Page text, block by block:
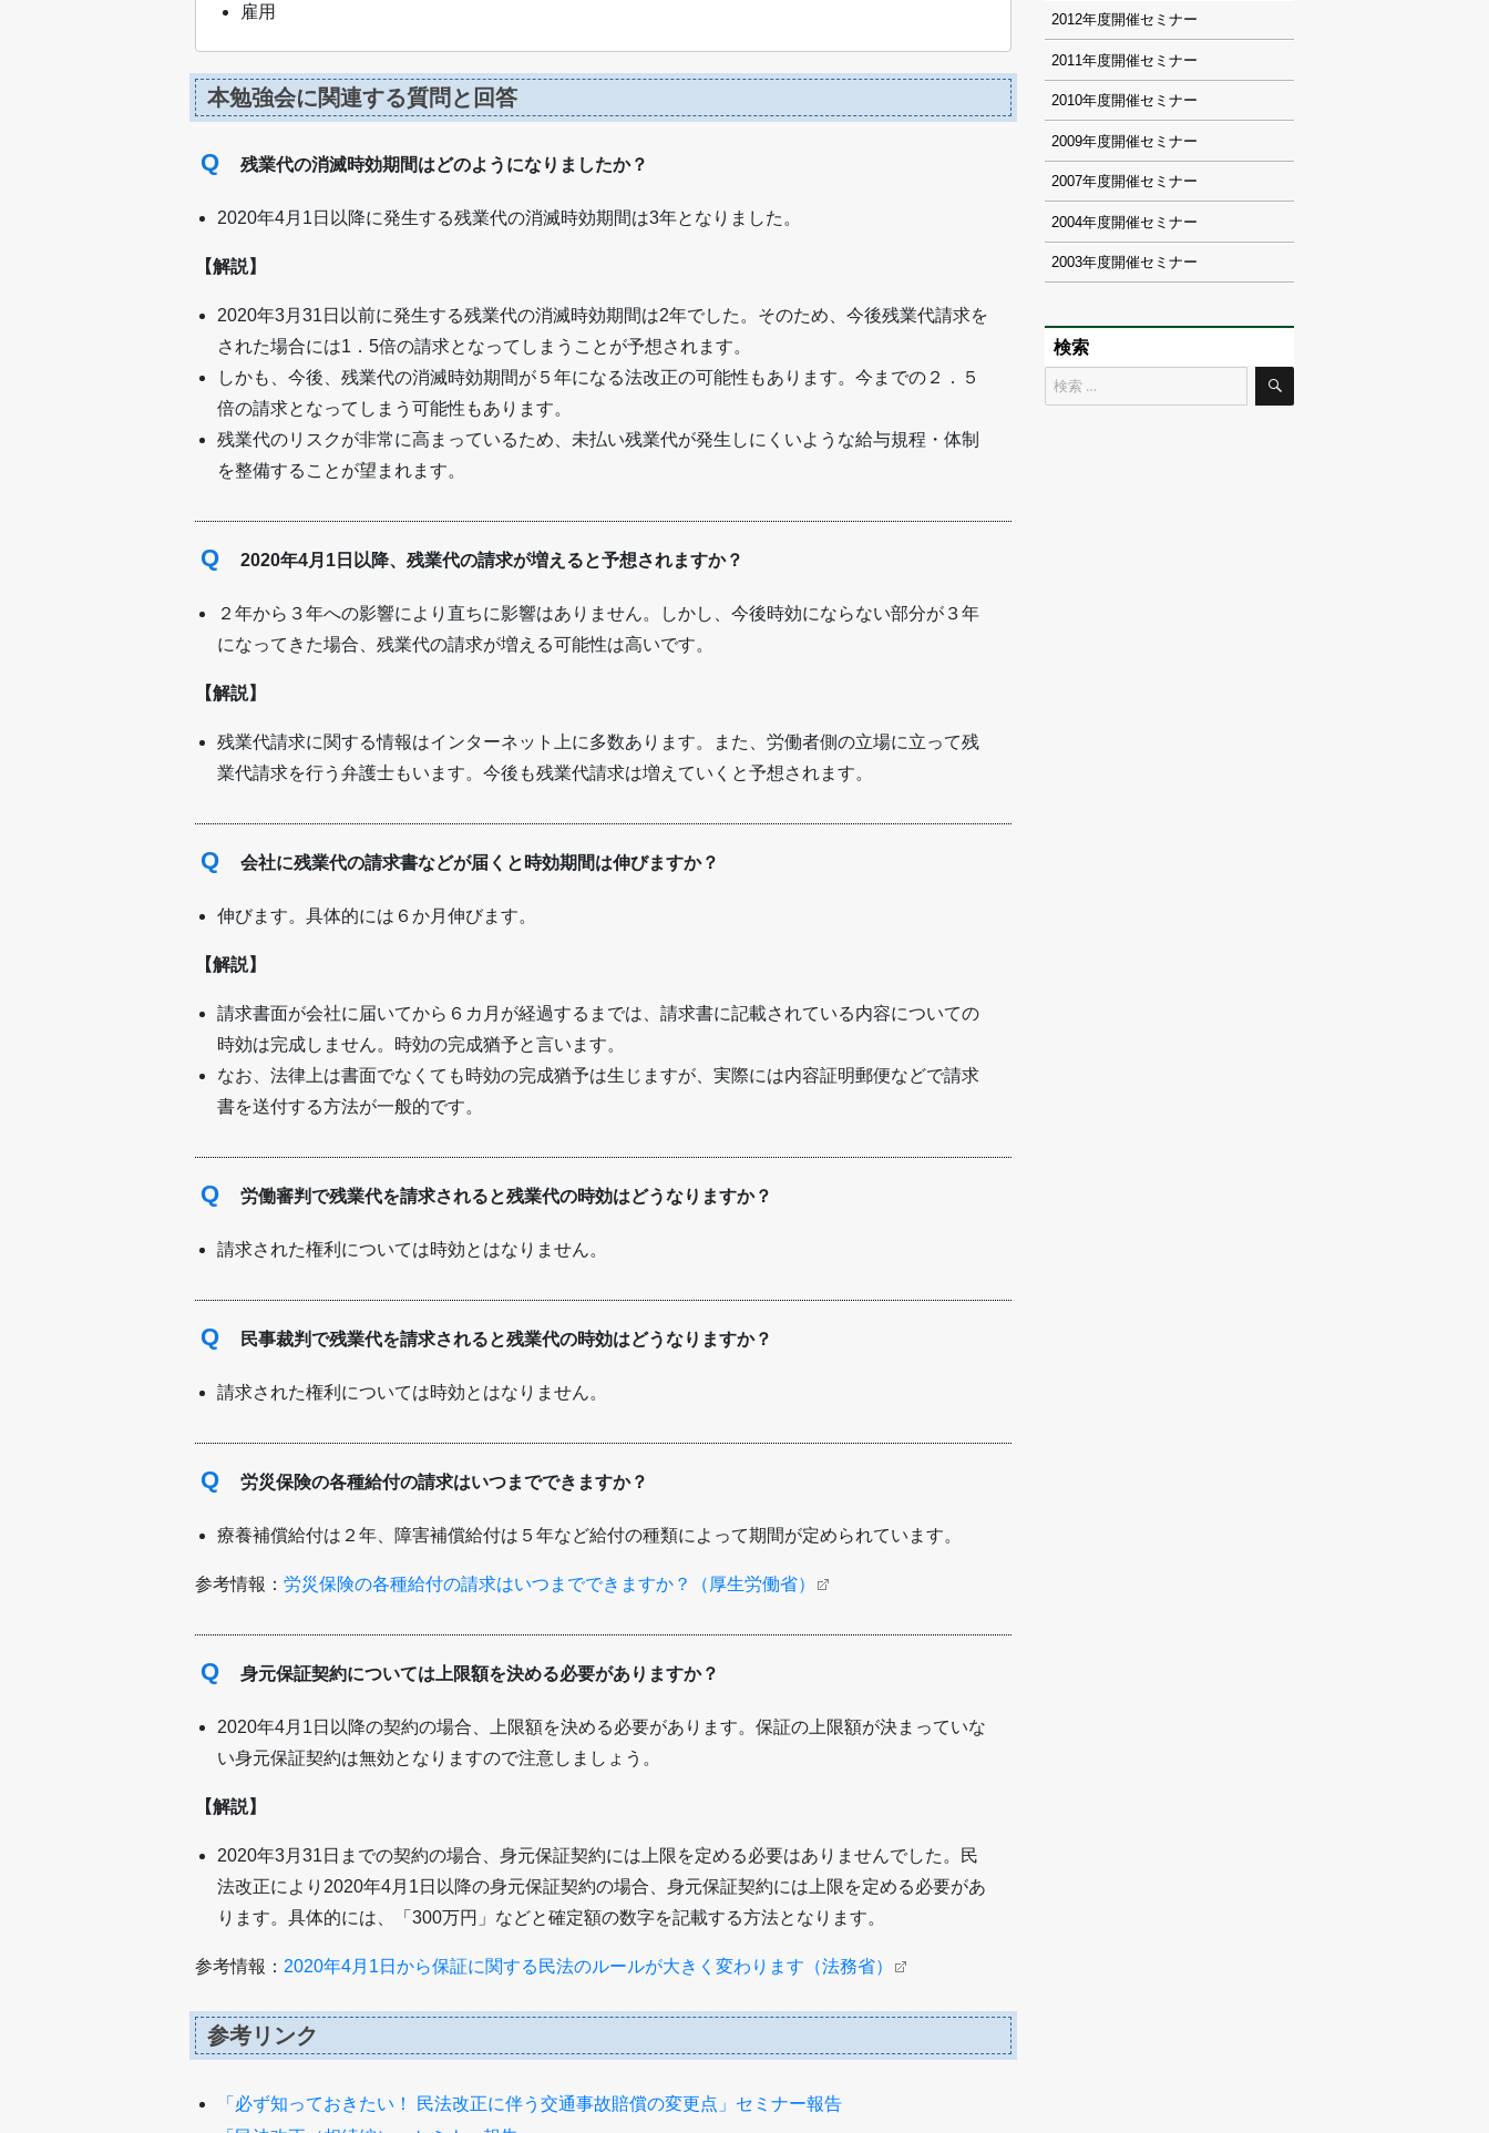
雇用
本勉強会に関連する質問と回答
Q 残業代の消滅時効期間はどのようになりましたか？
2020年4月1日以降に発生する残業代の消滅時効期間は3年となりました。
【解説】
2020年3月31日以前に発生する残業代の消滅時効期間は2年でした。そのため、今後残業代請求を
された場合には1．5倍の請求となってしまうことが予想されます。
しかも、今後、残業代の消滅時効期間が５年になる法改正の可能性もあります。今までの２．５
倍の請求となってしまう可能性もあります。
残業代のリスクが非常に高まっているため、未払い残業代が発生しにくいような給与規程・体制
を整備することが望まれます。
Q 2020年4月1日以降、残業代の請求が増えると予想されますか？
２年から３年への影響により直ちに影響はありません。しかし、今後時効にならない部分が３年
になってきた場合、残業代の請求が増える可能性は高いです。
【解説】
残業代請求に関する情報はインターネット上に多数あります。また、労働者側の立場に立って残
業代請求を行う弁護士もいます。今後も残業代請求は増えていくと予想されます。
Q 会社に残業代の請求書などが届くと時効期間は伸びますか？
伸びます。具体的には６か月伸びます。
【解説】
請求書面が会社に届いてから６カ月が経過するまでは、請求書に記載されている内容についての
時効は完成しません。時効の完成猶予と言います。
なお、法律上は書面でなくても時効の完成猶予は生じますが、実際には内容証明郵便などで請求
書を送付する方法が一般的です。
Q 労働審判で残業代を請求されると残業代の時効はどうなりますか？
請求された権利については時効とはなりません。
Q 民事裁判で残業代を請求されると残業代の時効はどうなりますか？
請求された権利については時効とはなりません。
Q 労災保険の各種給付の請求はいつまでできますか？
療養補償給付は２年、障害補償給付は５年など給付の種類によって期間が定められています。
参考情報： 労災保険の各種給付の請求はいつまでできますか？（厚生労働省）
Q 身元保証契約については上限額を決める必要がありますか？
2020年4月1日以降の契約の場合、上限額を決める必要があります。保証の上限額が決まっていな
い身元保証契約は無効となりますので注意しましょう。
【解説】
2020年3月31日までの契約の場合、身元保証契約には上限を定める必要はありませんでした。民
法改正により2020年4月1日以降の身元保証契約の場合、身元保証契約には上限を定める必要があ
ります。具体的には、「300万円」などと確定額の数字を記載する方法となります。
参考情報： 2020年4月1日から保証に関する民法のルールが大きく変わります（法務省）
参考リンク
「必ず知っておきたい！ 民法改正に伴う交通事故賠償の変更点」セミナー報告
2012
2011
2010
2009
2007
2004
2003
検索
検
索
検